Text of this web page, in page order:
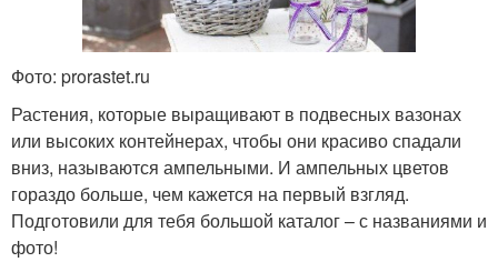
Фото: prorastet.ru
Растения, которые выращивают в подвесных вазонах
или высоких контейнерах, чтобы они красиво спадали
вниз, называются ампельными. И ампельных цветов
гораздо больше, чем кажется на первый взгляд.
Подготовили для тебя большой каталог – с названиями и
фото!